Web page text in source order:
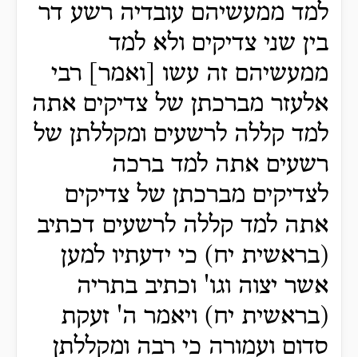
למד ממעשיהם עובדיה רשע דר
בין שני צדיקים ולא למד
ממעשיהם זה עשו [ואמר] רבי
אלעזר מברכתן של צדיקים אתה
למד קללה לרשעים ומקללתן של
רשעים אתה למד ברכה
לצדיקים מברכתן של צדיקים
אתה למד קללה לרשעים דכתיב
(בראשית יח) כי ידעתיו למען
אשר יצוה וגו' וכתיב בתריה
(בראשית יח) ויאמר ה' זעקת
סדום ועמורה כי רבה ומקללתן